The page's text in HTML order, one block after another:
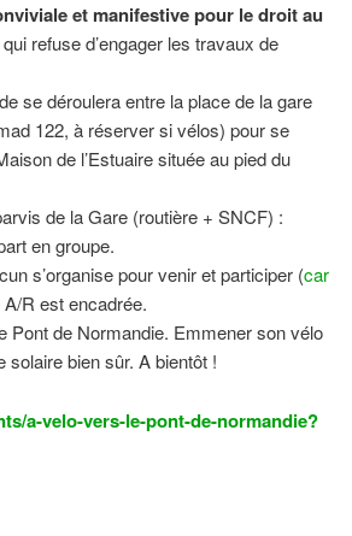
et manifestivepour le droit au
refuse d’engager les travaux de
se déroulera entre la place de la gare
122, à réserver si vélos) pour se
de l’Estuaire située au pied du
de la Gare (routière + SNCF) :
en groupe.
s’organise pour venir et participer (car
R est encadrée.
Pont de Normandie. Emmener son vélo
solaire bien sûr. A bientôt !
a-velo-vers-le-pont-de-normandie?